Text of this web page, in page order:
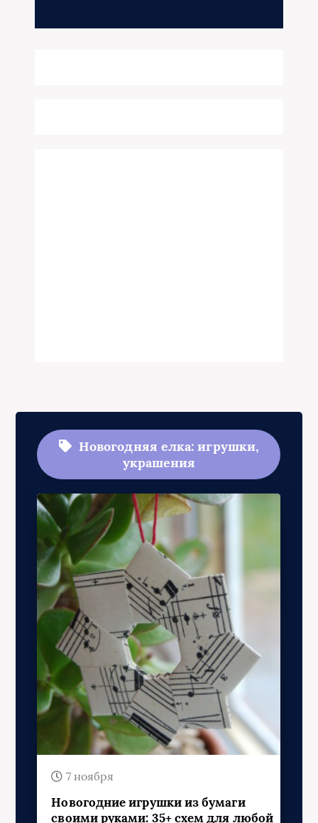
Новогодняя елка: игрушки,
украшения
7 ноября
Новогодние игрушки из бумаги
своими руками: 35+ схем для любой